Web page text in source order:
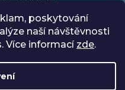
poskytování
naší návštěvnosti
Více informací zde.